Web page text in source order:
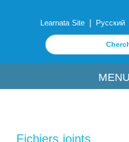
Learnata Site | Русский
MENU